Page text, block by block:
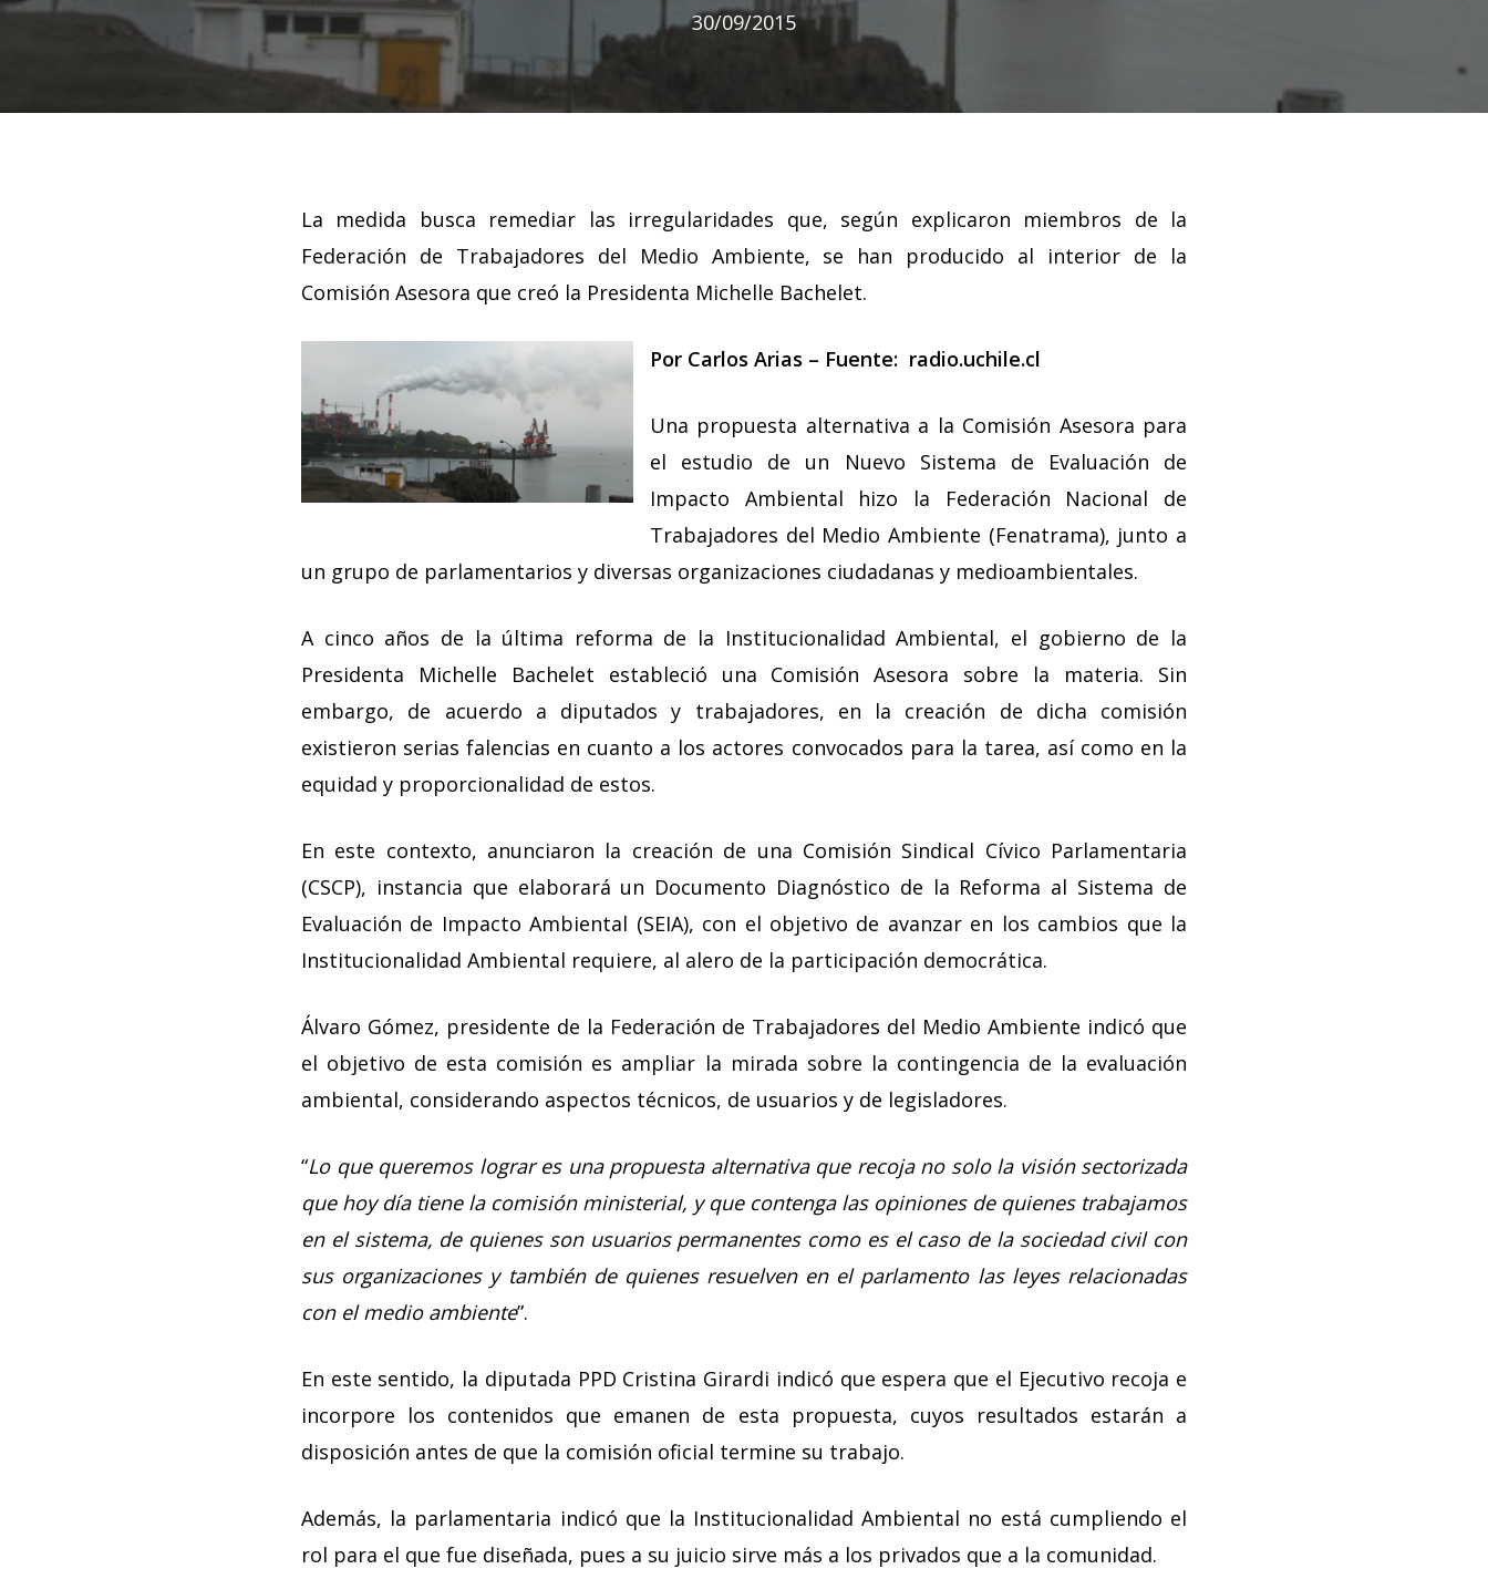
Hit enter to search or ESC to close
30/09/2015
La medida busca remediar las irregularidades que, según explicaron miembros de la
Federación de Trabajadores del Medio Ambiente, se han producido al interior de la
Comisión Asesora que creó la Presidenta Michelle Bachelet.
Por Carlos Arias – Fuente: radio.uchile.cl
Una propuesta alternativa a la Comisión Asesora para
el estudio de un Nuevo Sistema de Evaluación de
Impacto Ambiental hizo la Federación Nacional de
Trabajadores del Medio Ambiente (Fenatrama), junto a
un grupo de parlamentarios y diversas organizaciones ciudadanas y medioambientales.
A cinco años de la última reforma de la Institucionalidad Ambiental, el gobierno de la
Presidenta Michelle Bachelet estableció una Comisión Asesora sobre la materia. Sin
embargo, de acuerdo a diputados y trabajadores, en la creación de dicha comisión
existieron serias falencias en cuanto a los actores convocados para la tarea, así como en la
equidad y proporcionalidad de estos.
En este contexto, anunciaron la creación de una Comisión Sindical Cívico Parlamentaria
(CSCP), instancia que elaborará un Documento Diagnóstico de la Reforma al Sistema de
Evaluación de Impacto Ambiental (SEIA), con el objetivo de avanzar en los cambios que la
Institucionalidad Ambiental requiere, al alero de la participación democrática.
Álvaro Gómez, presidente de la Federación de Trabajadores del Medio Ambiente indicó que
el objetivo de esta comisión es ampliar la mirada sobre la contingencia de la evaluación
ambiental, considerando aspectos técnicos, de usuarios y de legisladores.
“Lo que queremos lograr es una propuesta alternativa que recoja no solo la visión sectorizada
que hoy día tiene la comisión ministerial, y que contenga las opiniones de quienes trabajamos
en el sistema, de quienes son usuarios permanentes como es el caso de la sociedad civil con
sus organizaciones y también de quienes resuelven en el parlamento las leyes relacionadas
con el medio ambiente”.
En este sentido, la diputada PPD Cristina Girardi indicó que espera que el Ejecutivo recoja e
incorpore los contenidos que emanen de esta propuesta, cuyos resultados estarán a
disposición antes de que la comisión oficial termine su trabajo.
Además, la parlamentaria indicó que la Institucionalidad Ambiental no está cumpliendo el
rol para el que fue diseñada, pues a su juicio sirve más a los privados que a la comunidad.